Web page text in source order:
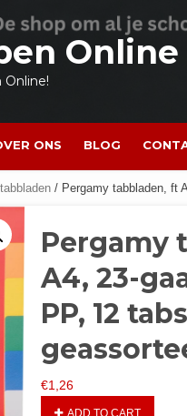
Online
ONS BLOG
/ Pergamy tabbladen, ft
Pergamy
A4, 23-
PP, 12
€1,26
ADD TO CART